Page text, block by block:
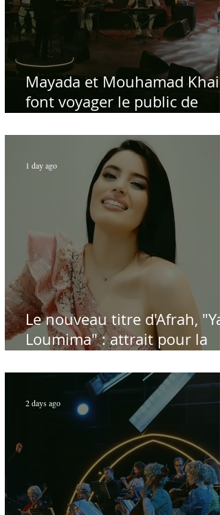
Mayada et Mouhamad
font voyager le public de
chant et de la musique
d'antan
Le nouveau titre d'Afrah, "Ya
Loumima" : attrait pour la
Rabah Driassa
1 day ago
2 days ago